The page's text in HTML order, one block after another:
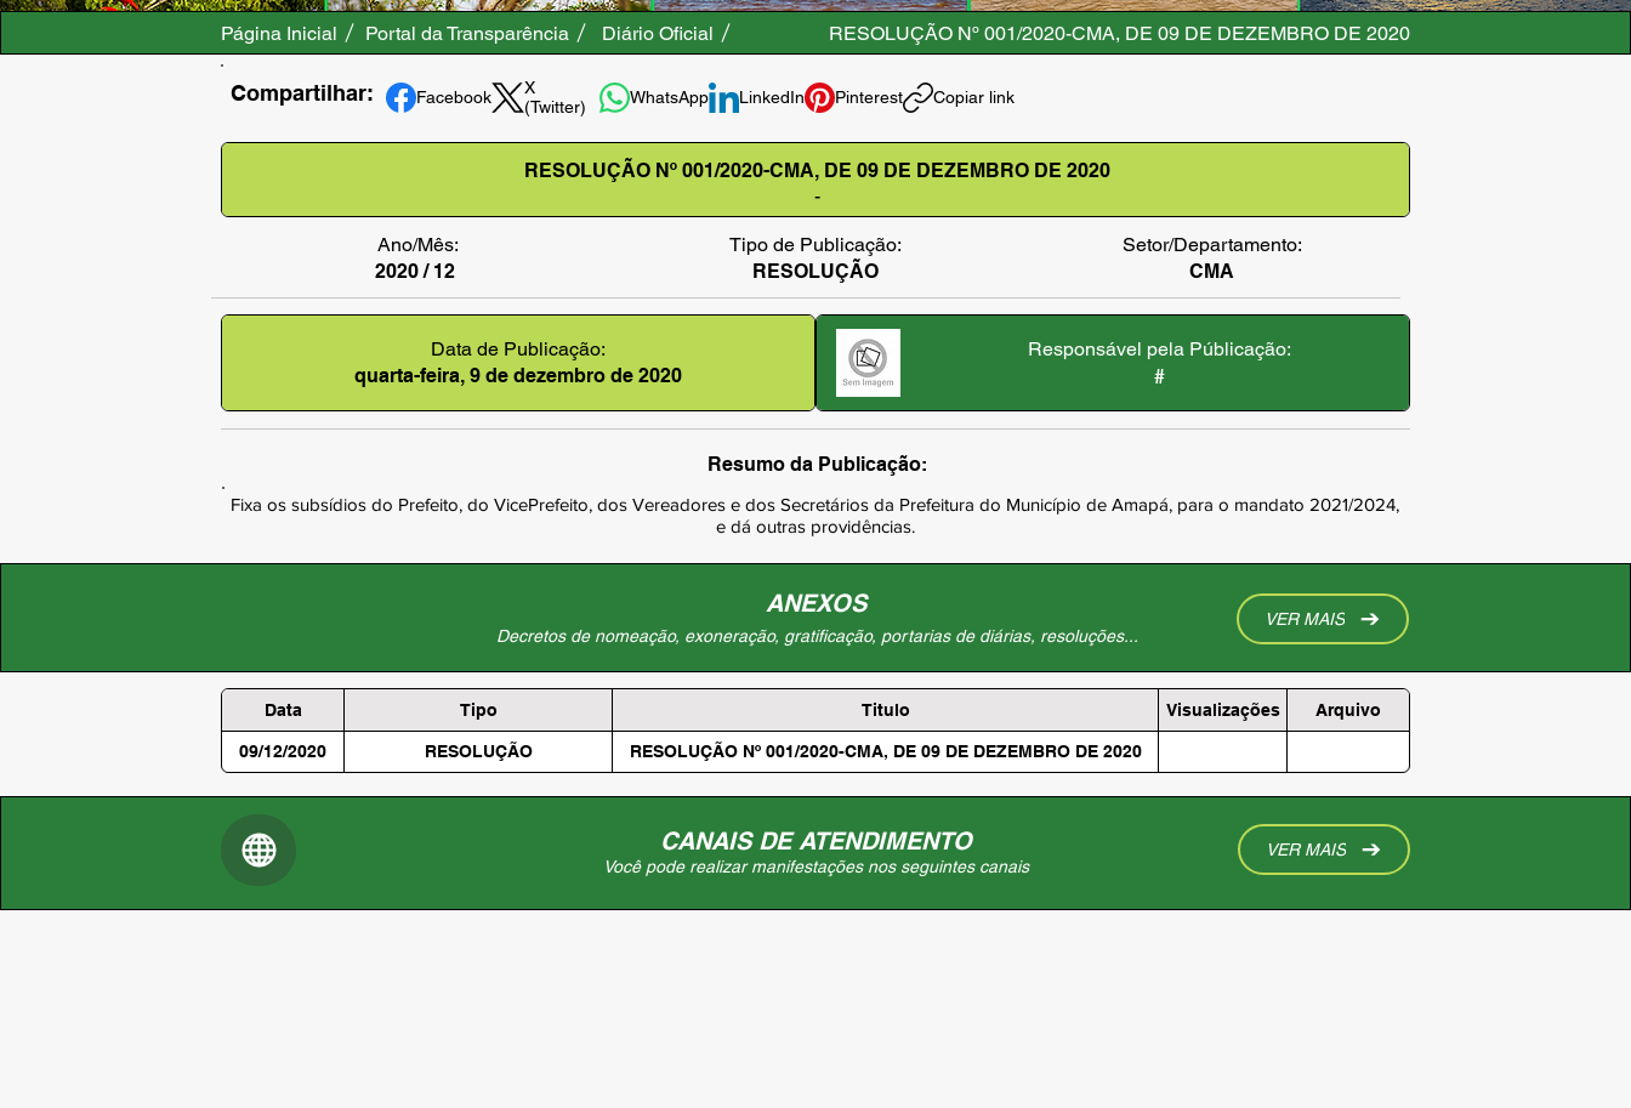
Página Inicial Portal da Transparência Diário Oficial RESOLUÇÃO Nº 001/2020-CMA, DE 09 DE DEZEMBRO DE 2020
Compartilhar: Facebook
X
(Twitter)
WhatsApp LinkedIn Pinterest Copiar link
RESOLUÇÃO Nº 001/2020-CMA, DE 09 DE DEZEMBRO DE 2020
-
Ano/Mês:
2020 / 12
Tipo de Publicação:
RESOLUÇÃO
Setor/Departamento:
CMA
Data de Publicação:
quarta-feira, 9 de dezembro de 2020
Responsável pela Públicação:
#
Resumo da Publicação:
Fixa os subsídios do Prefeito, do VicePrefeito, dos Vereadores e dos Secretários da Prefeitura do Município de Amapá, para o mandato 2021/2024,
e dá outras providências.
ANEXOS
Decretos de nomeação, exoneração, gratificação, portarias de diárias, resoluções...
VER MAIS
Data Tipo Titulo Visualizações Arquivo
09/12/2020 RESOLUÇÃO RESOLUÇÃO Nº 001/2020-CMA, DE 09 DE DEZEMBRO DE 2020
CANAIS DE ATENDIMENTO
Você pode realizar manifestações nos seguintes canais
VER MAIS